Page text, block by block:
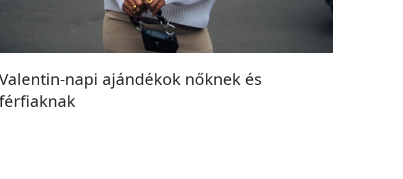
napi ajándékok nőknek és